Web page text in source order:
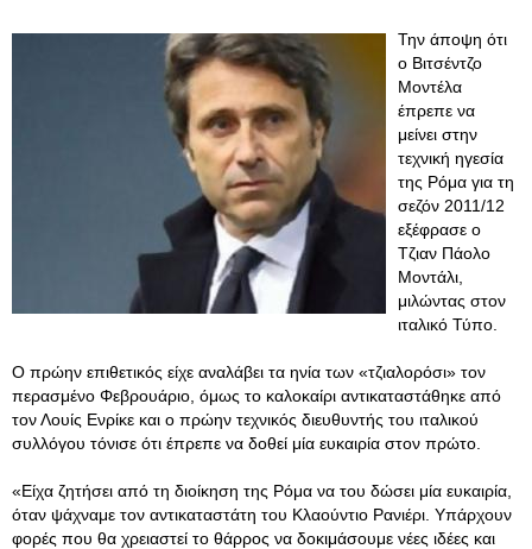
Την άποψη ότι
ο Βιτσέντζο
Μοντέλα
έπρεπε να
μείνει στην
τεχνική ηγεσία
της Ρόμα για τη
σεζόν 2011/12
εξέφρασε ο
Τζιαν Πάολο
Μοντάλι,
μιλώντας στον
ιταλικό Τύπο.
Ο πρώην επιθετικός είχε αναλάβει τα ηνία των «τζιαλορόσι» τον
περασμένο Φεβρουάριο, όμως το καλοκαίρι αντικαταστάθηκε από
τον Λουίς Ενρίκε και ο πρώην τεχνικός διευθυντής του ιταλικού
συλλόγου τόνισε ότι έπρεπε να δοθεί μία ευκαιρία στον πρώτο.
«Είχα ζητήσει από τη διοίκηση της Ρόμα να του δώσει μία ευκαιρία,
όταν ψάχναμε τον αντικαταστάτη του Κλαούντιο Ρανιέρι. Υπάρχουν
φορές που θα χρειαστεί το θάρρος να δοκιμάσουμε νέες ιδέες και